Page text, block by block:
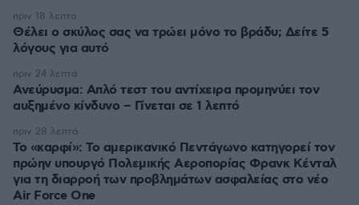
Θέλει ο σκύλος σας να τρώει μόνο το βράδυ; Δείτε 5
λόγους για αυτό
πριν 18 λεπτά
Ανεύρυσμα: Απλό τεστ του αντίχειρα προμηνύει τον
αυξημένο κίνδυνο – Γίνεται σε 1 λεπτό
πριν 24 λεπτά
Το «καρφί»: Το αμερικανικό Πεντάγωνο κατηγορεί τον
πρώην υπουργό Πολεμικής Αεροπορίας Φρανκ Κένταλ
για τη διαρροή των προβλημάτων ασφαλείας στο νέο
Air Force One
πριν 28 λεπτά